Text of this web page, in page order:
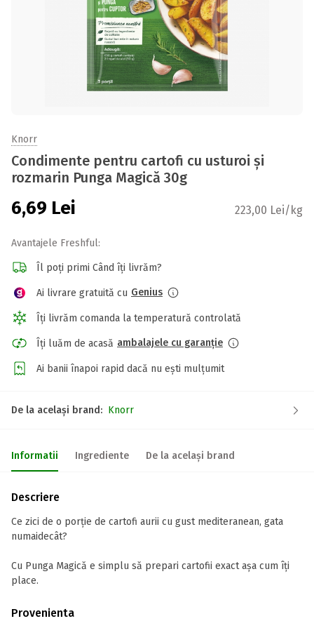
Knorr
Condimente pentru cartofi cu usturoi și
rozmarin Punga Magică 30g
6,69 Lei 223,00 Lei/kg
Avantajele Freshful:
Îl poți primi Când îți livrăm?
Ai livrare gratuită cu Genius
Îți livrăm comanda la temperatură controlată
Îți luăm de acasă ambalajele cu garanție
Ai banii înapoi rapid dacă nu ești mulțumit
De la același brand: Knorr
Informatii Ingrediente De la același brand
Descriere
Ce zici de o porție de cartofi aurii cu gust mediteranean, gata
numaidecât?
Cu Punga Magică e simplu să prepari cartofii exact așa cum îți
place.
Provenienta